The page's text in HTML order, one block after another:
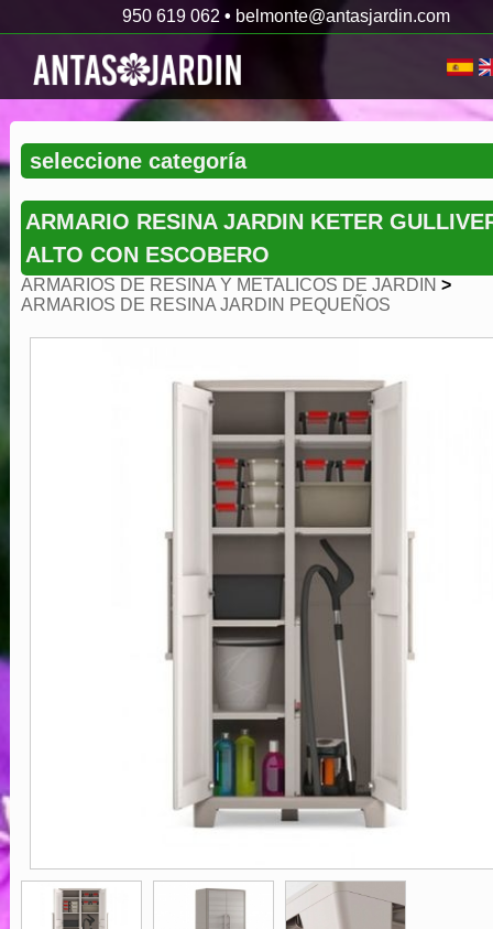
950 619 062 • belmonte@antasjardin.com
ARMARIO RESINA JARDIN KETER
ALTO CON ESCOBERO
ARMARIOS DE RESINA Y METALICOS DE JARDIN >
ARMARIOS DE RESINA JARDIN PEQUEÑOS